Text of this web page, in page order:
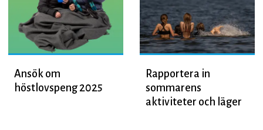
Ansök om
höstlovspeng 2025
Rapportera in
sommarens
aktiviteter och läger